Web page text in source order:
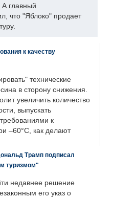
А главный
что "Яблоко" продает
к качеству
технические
в сторону снижения.
увеличить количество
выпускать
к
–60°C, как делают
Трамп подписал
туризмом"
недавнее решение
его указ о